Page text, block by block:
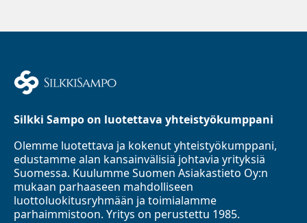
Silkki Sampo on luotettava yhteistyökumppani
Olemme luotettava ja kokenut yhteistyökumppani,
edustamme alan kansainvälisiä johtavia yrityksiä
Suomessa. Kuulumme Suomen Asiakastieto Oy:n
mukaan parhaaseen mahdolliseen
luottoluokitusryhmään ja toimialamme
parhaimmistoon. Yritys on perustettu 1985.